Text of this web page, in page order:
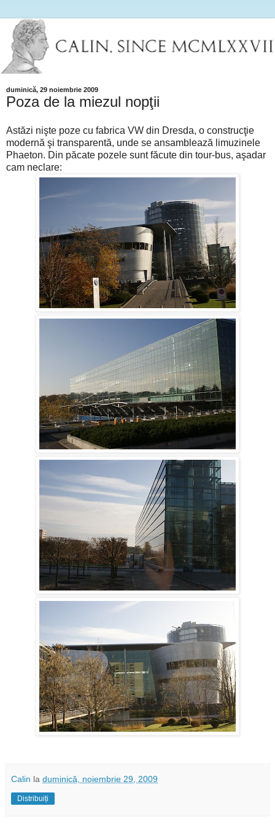
duminică, 29 noiembrie 2009
Poza de la miezul nopţii
Astăzi nişte poze cu fabrica VW din Dresda, o construcţie
modernă şi transparentă, unde se ansamblează limuzinele
Phaeton. Din păcate pozele sunt făcute din tour-bus, aşadar
cam neclare:
Calin la duminică, noiembrie 29, 2009
Distribuiți